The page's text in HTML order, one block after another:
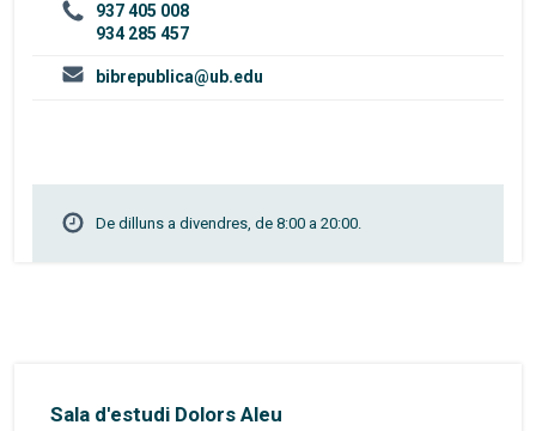
937 405 008
934 285 457
bibrepublica@ub.edu
De dilluns a divendres, de 8:00 a 20:00.
Sala d'estudi Dolors Aleu